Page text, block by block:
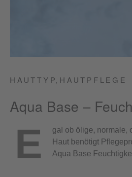
HAUTTYP, HAUTPFLEGE
Aqua Base –
E
gal ob ölige, normale,
Haut benötigt
Aqua Base